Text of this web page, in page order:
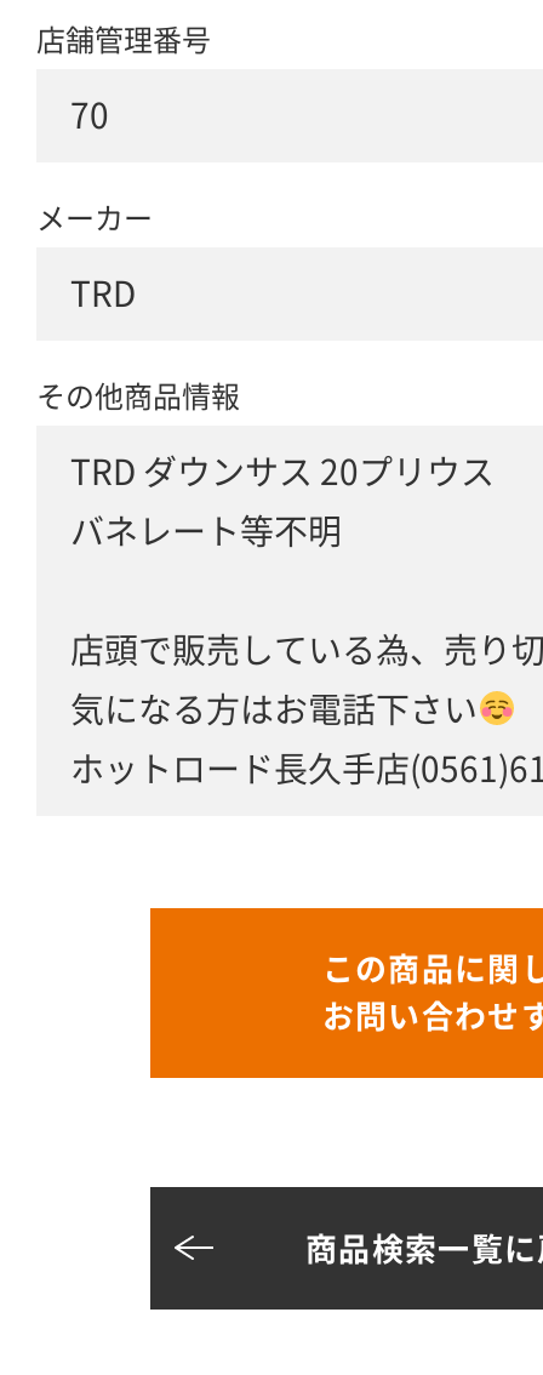
店舗管理番号
70
メーカー
TRD
その他商品情報
TRD ダウンサス 20プリウス
バネレート等不明
店頭で販売している為、売り
気になる方はお電話下さい
ホットロード長久手店
この商品に関
お問い合わせ
商品検索一覧